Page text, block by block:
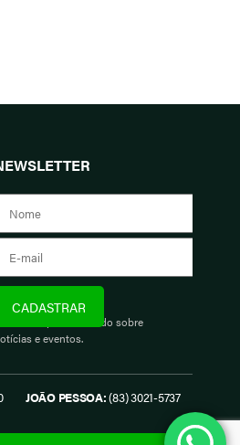
e fique informado sobre
e eventos.
JOÃO PESSOA:(83) 3021-5737